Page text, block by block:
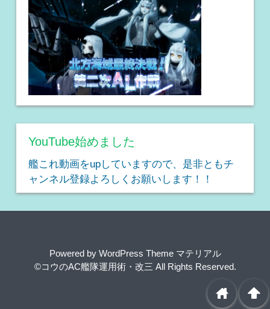
YouTube始めました
艦これ動画をupしていますので、是非ともチ
ャンネル登録よろしくお願いします！！
Powered by WordPress Theme マテリアル
©コウのAC艦隊運用術・改三 All Rights Reserved.
arrowup
home